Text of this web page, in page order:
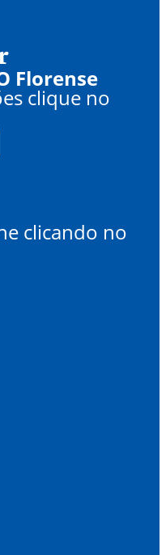
Florense
clique no
clicando no